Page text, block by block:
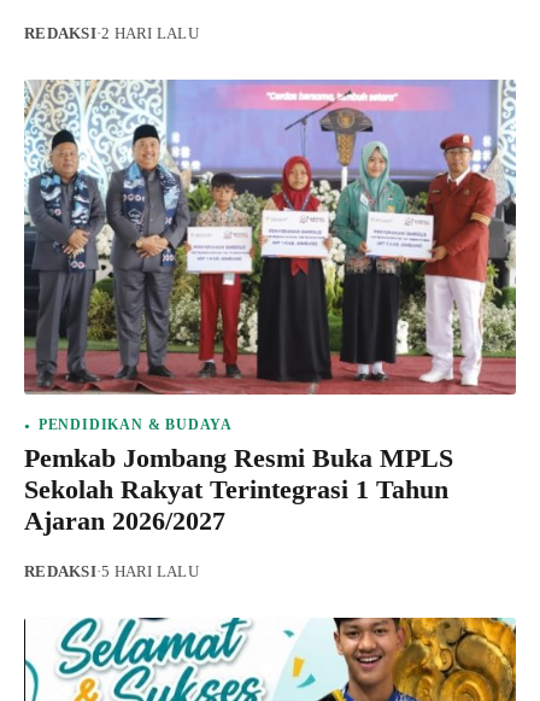
REDAKSI·2 HARI LALU
PENDIDIKAN & BUDAYA
Pemkab Jombang Resmi Buka MPLS
Sekolah Rakyat Terintegrasi 1 Tahun
Ajaran 2026/2027
REDAKSI·5 HARI LALU